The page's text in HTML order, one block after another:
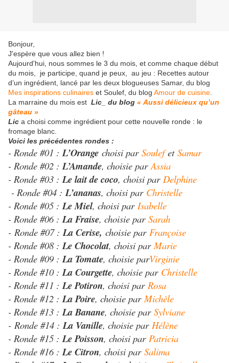
Bonjour,
J'espère que vous allez bien !
Aujourd'hui, nous sommes le 3 du mois, et comme chaque début
du mois, je participe, quand je peux, au jeu : Recettes autour
d’un ingrédient, lancé par les deux blogueuses Samar, du blog
Mes inspirations culinaires et Soulef, du blog Amour de cuisine
La marraine du mois est Lic_ du blog « Aussi délicieux qu’un
gâteau »
Lic a choisi comme ingrédient pour cette nouvelle ronde : le
fromage blanc.
Voici les précédentes rondes :
- Ronde #01 :L’Orange choisi par Soulefet Samar
- Ronde #02 :L’Amande, choisie parAssia
- Ronde #03 :Le lait de coco, choisi par Delphine
- Ronde #04 :L’ananas, choisi par Christelle
- Ronde #05 :Le Miel, choisi par Isabelle
- Ronde #06 :La Fraise, choisie par Sarah
- Ronde #07 :La Cerise, choisie par Françoise
- Ronde #08 :Le Chocolat, choisi parMarie
- Ronde #09 :La Tomate, choisie parVirginie
- Ronde #10 :La Courgette, choisie par Christelle
- Ronde #11 :Le Potiron, choisi par Rosa
- Ronde #12 :La Poire, choisie parMichèle
- Ronde #13 :La Banane, choisie par Sylviane
- Ronde #14 :La Vanille, choisie par Hélène
- Ronde #15 :Le Poisson, choisi par Patricia
- Ronde #16 :Le Citron, choisi par Salima